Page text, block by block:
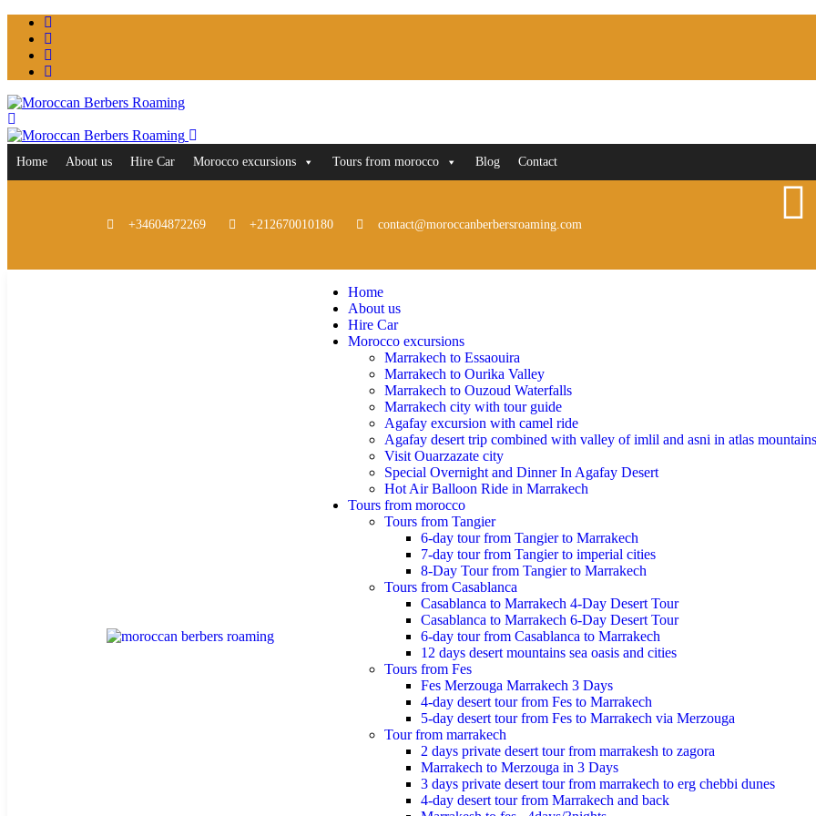
Home About us Hire Car Morocco excursions Tours from morocco Blog Contact
+34604872269 +212670010180 contact@moroccanberbersroaming.com
Home
About us
Hire Car
Morocco excursions
Marrakech to Essaouira
Marrakech to Ourika Valley
Marrakech to Ouzoud Waterfalls
Marrakech city with tour guide
Agafay excursion with camel ride
Agafay desert trip combined with valley of imlil and asni in atlas mountains
Visit Ouarzazate city
Special Overnight and Dinner In Agafay Desert
Hot Air Balloon Ride in Marrakech
Tours from morocco
Tours from Tangier
6-day tour from Tangier to Marrakech
7-day tour from Tangier to imperial cities
8-Day Tour from Tangier to Marrakech
Tours from Casablanca
Casablanca to Marrakech 4-Day Desert Tour
Casablanca to Marrakech 6-Day Desert Tour
6-day tour from Casablanca to Marrakech
12 days desert mountains sea oasis and cities
Tours from Fes
Fes Merzouga Marrakech 3 Days
4-day desert tour from Fes to Marrakech
5-day desert tour from Fes to Marrakech via Merzouga
Tour from marrakech
2 days private desert tour from marrakesh to zagora
Marrakech to Merzouga in 3 Days
3 days private desert tour from marrakech to erg chebbi dunes
4-day desert tour from Marrakech and back